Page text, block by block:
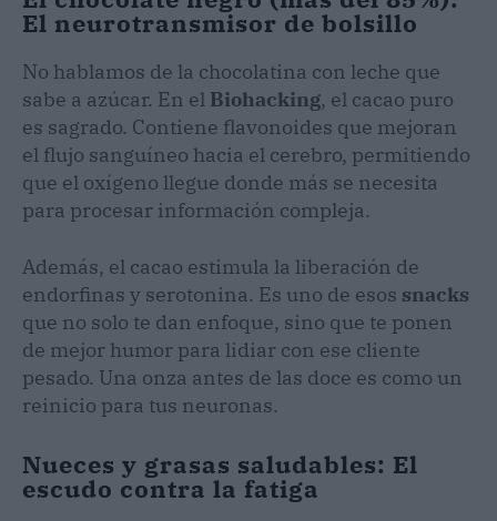
El neurotransmisor de bolsillo
No hablamos de la chocolatina con leche que
sabe a azúcar. En el Biohacking, el cacao puro
es sagrado. Contiene flavonoides que mejoran
el flujo sanguíneo hacia el cerebro, permitiendo
que el oxígeno llegue donde más se necesita
para procesar información compleja.
Además, el cacao estimula la liberación de
endorfinas y serotonina. Es uno de esos snacks
que no solo te dan enfoque, sino que te ponen
de mejor humor para lidiar con ese cliente
pesado. Una onza antes de las doce es como un
reinicio para tus neuronas.
Nueces y grasas saludables: El
escudo contra la fatiga